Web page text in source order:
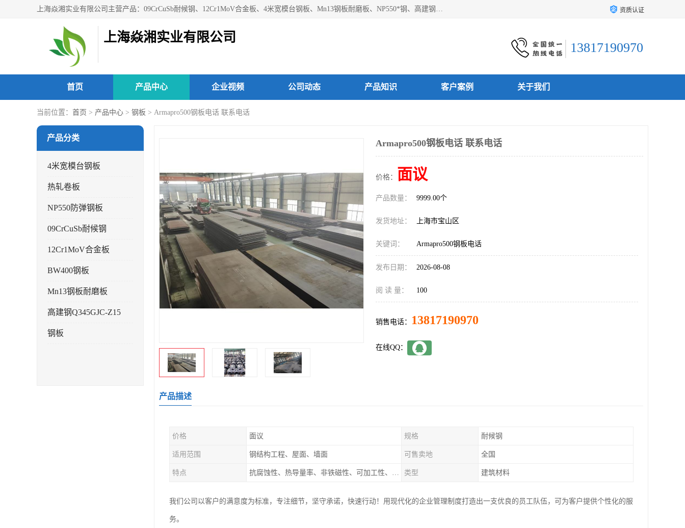
上海焱湘实业有限公司主营产品：09CrCuSb耐候钢、12Cr1MoV合金板、4米宽模台钢板、Mn13钢板耐磨板、NP550*钢、高建钢Q345GJC-Z15等；欢迎前来咨询选购。 资质认证
上海焱湘实业有限公司
13817190970
首页 产品中心 企业视频 公司动态 产品知识 客户案例 关于我们
当前位置： 首页 > 产品中心 > 钢板 > Armapro500钢板电话 联系电话
产品分类
4米宽模台钢板
热轧卷板
NP550防弹钢板
09CrCuSb耐候钢
12Cr1MoV合金板
BW400钢板
Mn13钢板耐磨板
高建钢Q345GJC-Z15
钢板
Armapro500钢板电话 联系电话
价格： 面议
产品数量： 9999.00个
发货地址： 上海市宝山区
关键词： Armapro500钢板电话
发布日期： 2026-08-08
阅 读 量： 100
销售电话： 13817190970
在线QQ：
产品描述
价格 面议 规格 耐候钢
适用范围 钢结构工程、屋面、墙面 可售卖地 全国
特点 抗腐蚀性、热导量率、非铁磁性、可加工性、可成形性、回收性 类型 建筑材料
我们公司以客户的满意度为标准，专注细节，坚守承诺，快速行动！用现代化的企业管理制度打造出一支优良的员工队伍，可为客户提供个性化的服
务。